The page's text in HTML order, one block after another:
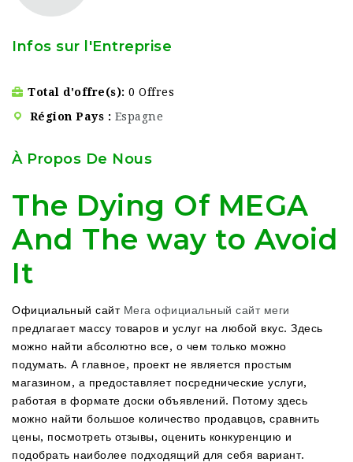
Infos sur l'Entreprise
Total d'offre(s) 0 Offres
Région Pays
Espagne
À Propos De Nous
The Dying Of MEGA
And The way to Avoid
It
Официальный сайт Мега официальный сайт меги
предлагает массу товаров и услуг на любой вкус. Здесь
можно найти абсолютно все, о чем только можно
подумать. А главное, проект не является простым
магазином, а предоставляет посреднические услуги,
работая в формате доски объявлений. Потому здесь
можно найти большое количество продавцов, сравнить
цены, посмотреть отзывы, оценить конкуренцию и
подобрать наиболее подходящий для себя вариант.